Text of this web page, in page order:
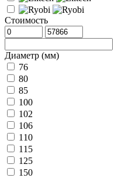
Стоимость
Диаметр (мм)
76
80
85
100
102
106
110
115
125
150